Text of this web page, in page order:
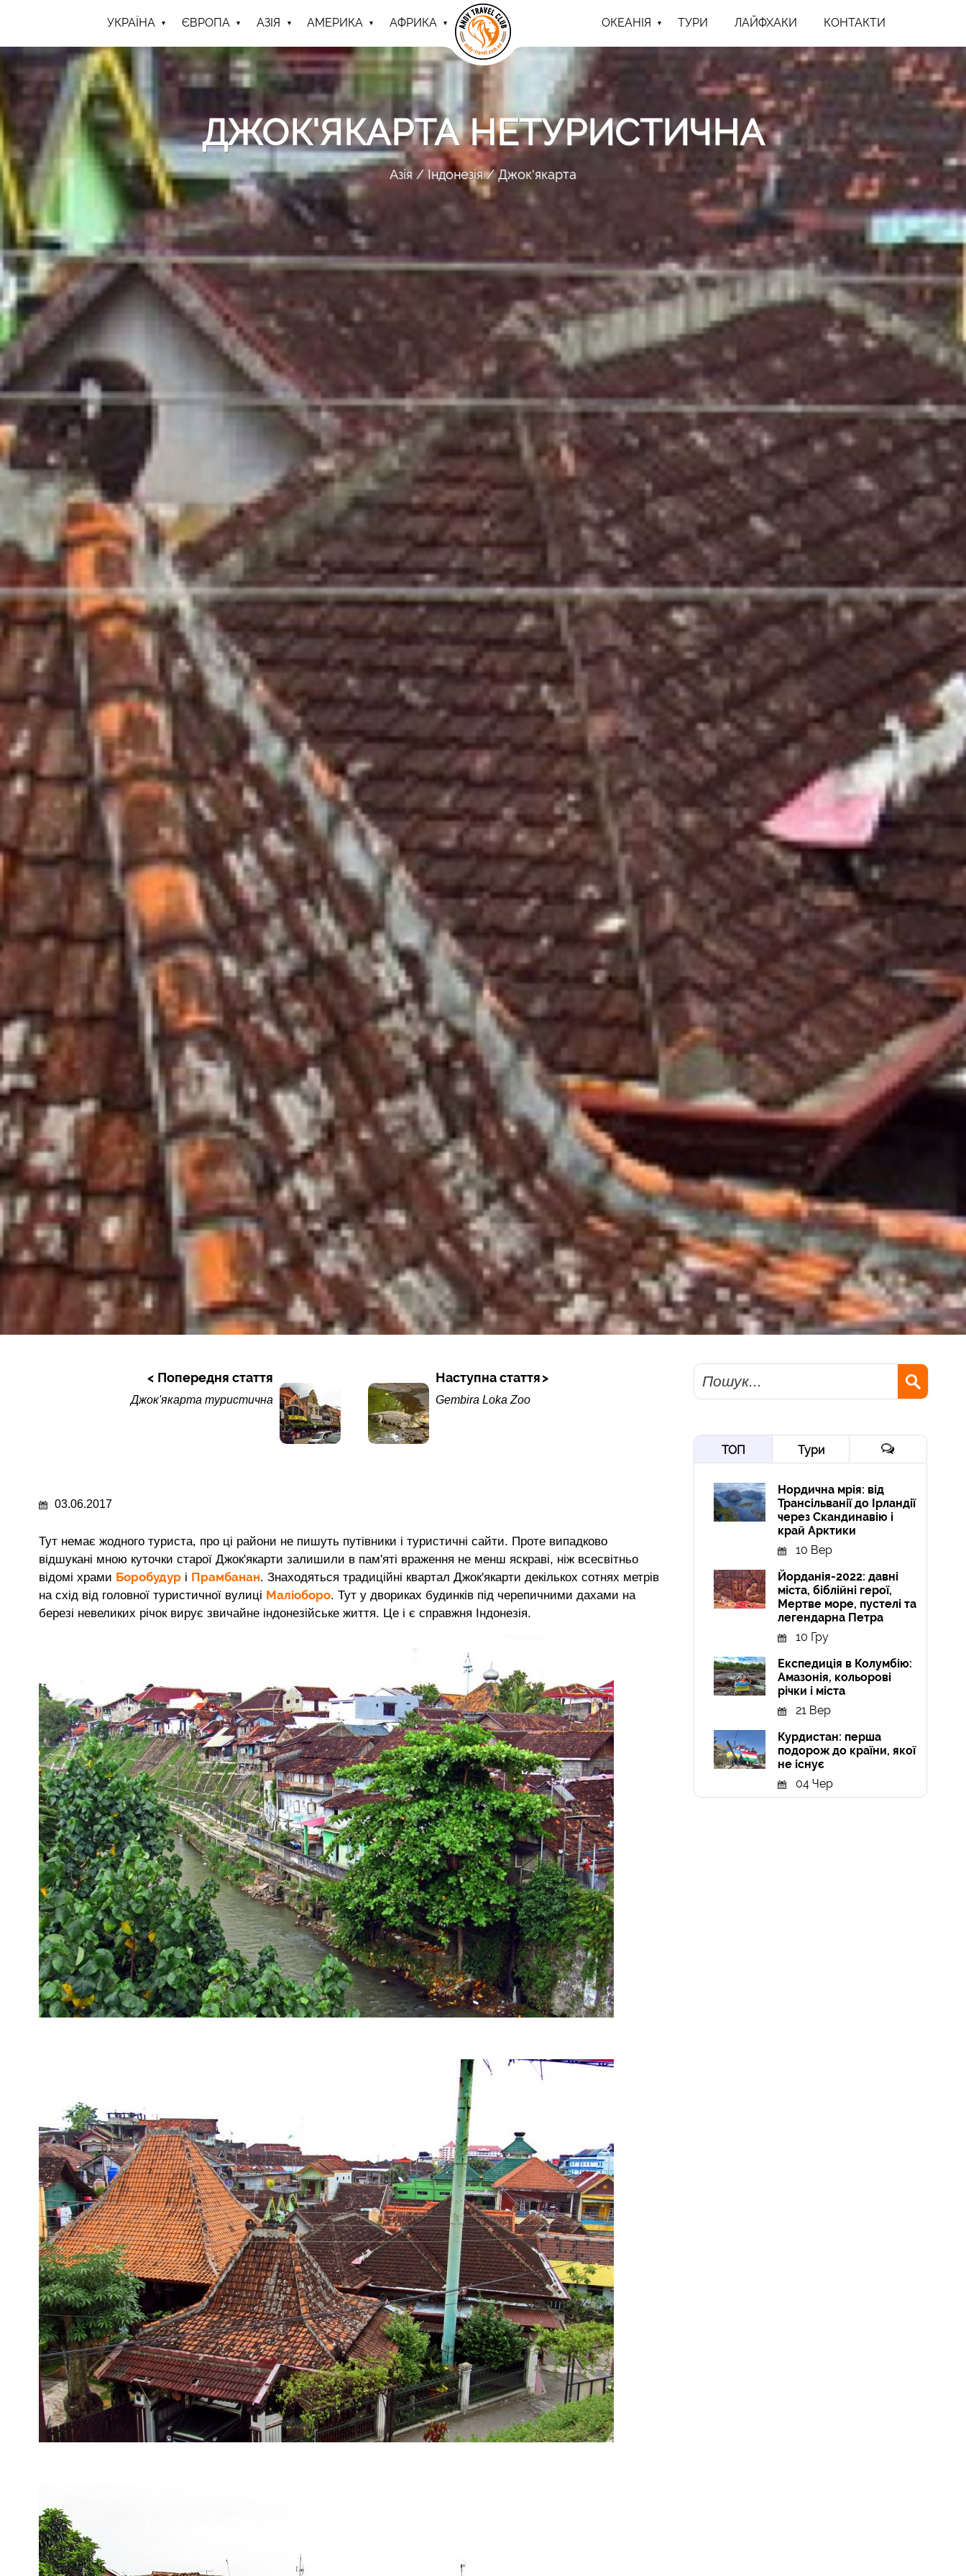
УКРАЇНА ЄВРОПА АЗІЯ АМЕРИКА АФРИКА ОКЕАНІЯ ТУРИ ЛАЙФХАКИ КОНТАКТИ
ДЖОК'ЯКАРТА НЕТУРИСТИЧНА
Азія Індонезія Джок'якарта
Попередня стаття
Джок'якарта туристична
Наступна стаття
Gembira Loka Zoo
03.06.2017
Тут немає жодного туриста, про ці райони не пишуть путівники і туристичні сайти. Проте випадково
відшукані мною куточки старої Джок'якарти залишили в пам'яті враження не менш яскраві, ніж всесвітньо
відомі храми Боробудур і Прамбанан. Знаходяться традиційні квартал Джок'якарти декількох сотнях метрів
на схід від головної туристичної вулиці Маліоборо. Тут у двориках будинків під черепичними дахами на
березі невеликих річок вирує звичайне індонезійське життя. Це і є справжня Індонезія.
Пошук
ТОП Тури
Нордична мрія: від
Трансільванії до Ірландії
через Скандинавію і
край Арктики
10 Вер
Йорданія-2022: давні
міста, біблійні герої,
Мертве море, пустелі та
легендарна Петра
10 Гру
Експедиція в Колумбію:
Амазонія, кольорові
річки і міста
21 Вер
Курдистан: перша
подорож до країни, якої
не існує
04 Чер